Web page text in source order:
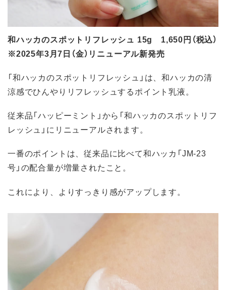
和ハッカのスポットリフレッシュ 15g 1,650円（税込）
※2025年3月7日（金）リニューアル新発売
「和ハッカのスポットリフレッシュ」は、和ハッカの清
涼感でひんやりリフレッシュするポイント乳液。
従来品「ハッピーミント」から「和ハッカのスポットリフ
レッシュ」にリニューアルされます。
一番のポイントは、従来品に比べて和ハッカ「JM-23
号」の配合量が増量されたこと。
これにより、よりすっきり感がアップします。